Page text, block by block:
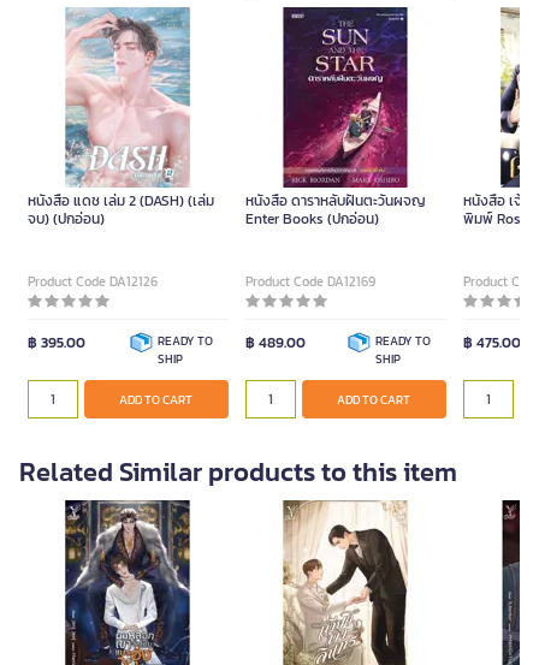
หนังสือ แดช เล่ม 2 (DASH) (เล่ม
จบ) (ปกอ่อน)
Product Code DA12126
฿ 395.00
READY TO
SHIP
ADD TO CART
หนังสือ ดาราหลับฝันตะวันผจญ
Enter Books (ปกอ่อน)
Product Code DA12169
฿ 489.00
READY TO
SHIP
ADD TO CART
หนังสือ เจ้า
พิมพ์ Rose
Product
฿ 475.00
Related Similar products to this item